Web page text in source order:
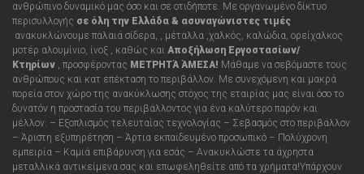
ανθρώπινο δυναμικό μας όσο και σε οτιδήποτε. Με οργανωμένο δίκτυο
περισυλλογής σε όλη την Ελλάδα & ασυναγώνιστες τιμές
ανακυκλώνουμε παλαιά σίδερα, , μέταλλα ,χαλκός, καλώδια, ορείχαλκος
μοτέρ αλουμίνιο, ίνοξ , καθώς και Αποξήλωση Εργοστασίων/
Κτηρίων , προσφέροντας ΜΕΤΡΗΤΆ ΆΜΕΣΑ! Μάθαμε να σεβόμαστε τους
ανθρώπους και κατ επέκταση το περιβάλλον. Με συνεχόμενη και μακρά
πορεία στον χώρο της ανακύκλωσης στόχος της εταιρίας μας είναι όσο το
δυνατόν η προστασία του περιβάλλοντος για ένα καλύτερο παρόν και
μέλλον. – Εξοπλισμός τελευταίας τεχνολογίας – Σεβασμός στο περιβάλλον
– Άριστη εξυπηρέτηση – Άρτια εκπαιδευμένο προσωπικό – Πολύχρονη
εμπειρία – Καμιά επιβάρυνση για εσάς – Ανακυκλώστε τα άχρηστα
μεταλλικά αντικείμενα σας και επωφεληθείτε από τα χρήματα!Υπάρχουν